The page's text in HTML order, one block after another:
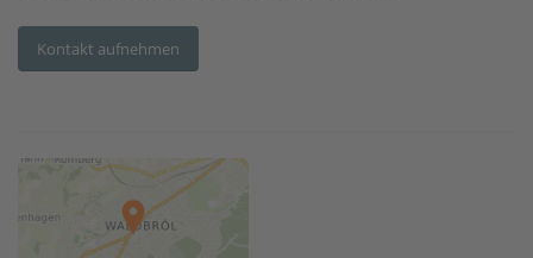
Kontakt aufnehmen